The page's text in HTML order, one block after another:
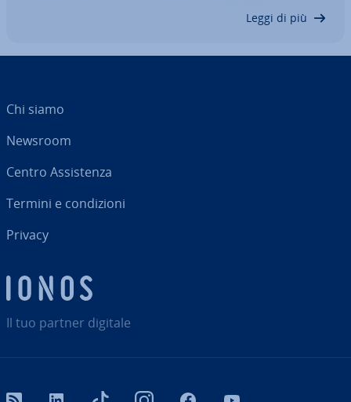
Leggi di più
Il tuo partner digitale
Chi siamo
Newsroom
Centro As­si­sten­za
Termini e con­di­zio­ni
Privacy
RSS LinkedIn tiktok InstagramFacebook